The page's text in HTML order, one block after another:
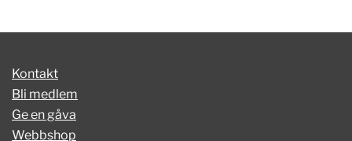
Kontakt
Bli medlem
Ge en gåva
Webbshop